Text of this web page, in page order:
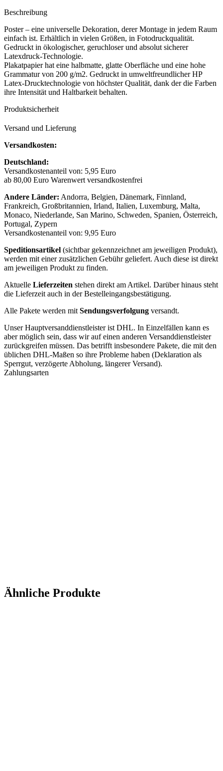
Beschreibung
Poster – eine universelle Dekoration, derer Montage in jedem Raum
einfach ist. Erhältlich in vielen Größen, in Fotodruckqualität.
Gedruckt in ökologischer, geruchloser und absolut sicherer
Latexdruck-Technologie.
Plakatpapier hat eine halbmatte, glatte Oberfläche und eine hohe
Grammatur von 200 g/m2. Gedruckt in umweltfreundlicher HP
Latex-Drucktechnologie von höchster Qualität, dank der die Farben
ihre Intensität und Haltbarkeit behalten.
Produktsicherheit
Versand und Lieferung
Versandkosten:
Deutschland:
Versandkostenanteil von: 5,95 Euro
ab 80,00 Euro Warenwert versandkostenfrei
Andere Länder: Andorra, Belgien, Dänemark, Finnland,
Frankreich, Großbritannien, Irland, Italien, Luxemburg, Malta,
Monaco, Niederlande, San Marino, Schweden, Spanien, Österreich,
Portugal, Zypern
Versandkostenanteil von: 9,95 Euro
Speditionsartikel (sichtbar gekennzeichnet am jeweiligen Produkt),
werden mit einer zusätzlichen Gebühr geliefert. Auch diese ist direkt
am jeweiligen Produkt zu finden.
Aktuelle Lieferzeiten stehen direkt am Artikel. Darüber hinaus steht
die Lieferzeit auch in der Bestelleingangsbestätigung.
Alle Pakete werden mit Sendungsverfolgung versandt.
Unser Hauptversanddienstleister ist DHL. In Einzelfällen kann es
aber möglich sein, dass wir auf einen anderen Versanddienstleister
zurückgreifen müssen. Das betrifft insbesondere Pakete, die mit den
üblichen DHL-Maßen so ihre Probleme haben (Deklaration als
Sperrgut, verzögerte Abholung, längerer Versand).
Zahlungsarten
Ähnliche Produkte